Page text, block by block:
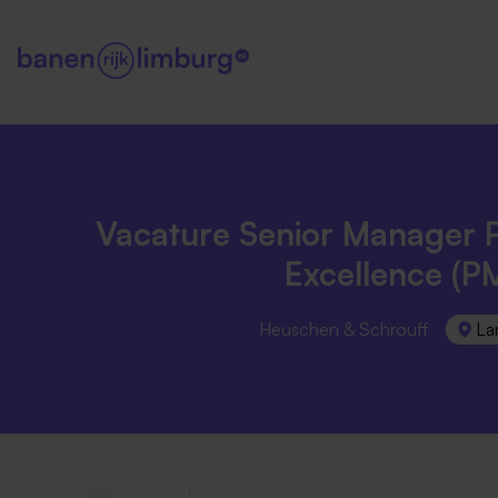
Vacature Senior Manager
Excellence
Heuschen & Schrouff